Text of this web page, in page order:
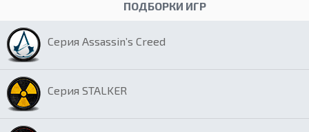
ПОДБОРКИ ИГР
Серия Assassin’s Creed
Серия STALKER